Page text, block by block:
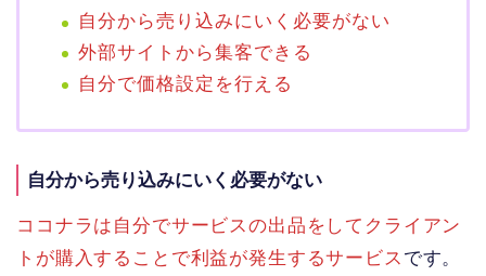
自分から売り込みにいく必要がない
外部サイトから集客できる
自分で価格設定を行える
自分から売り込みにいく必要がない
ココナラは自分でサービスの出品をしてクライアン
トが購入することで利益が発生するサービス です。